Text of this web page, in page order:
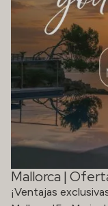
Mallorca |
¡Ventajas